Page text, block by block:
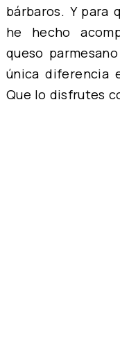
bárbaros. Y para
he hecho
queso
única diferencia
Que lo disfrutes